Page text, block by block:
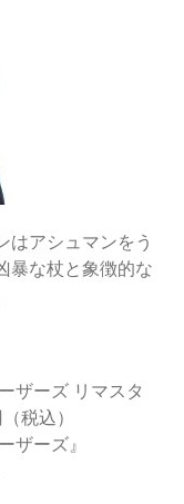
はアシュマンをう
暴な杖と象徴的な
ザーズ リマスタ
税込）
ザーズ』